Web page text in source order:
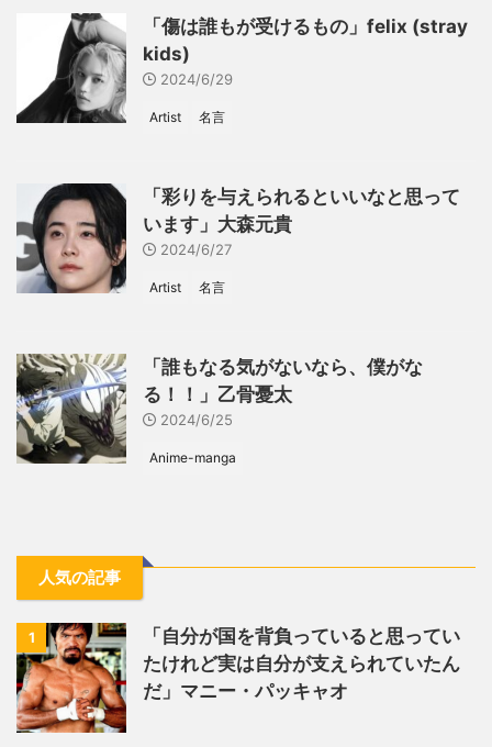
「傷は誰もが受けるもの」felix (stray
kids)
2024/6/29
Artist 名言
「彩りを与えられるといいなと思って
います」大森元貴
2024/6/27
Artist 名言
「誰もなる気がないなら、僕がな
る！！」乙骨憂太
2024/6/25
Anime-manga
人気の記事
1
「自分が国を背負っていると思ってい
たけれど実は自分が支えられていたん
だ」マニー・パッキャオ